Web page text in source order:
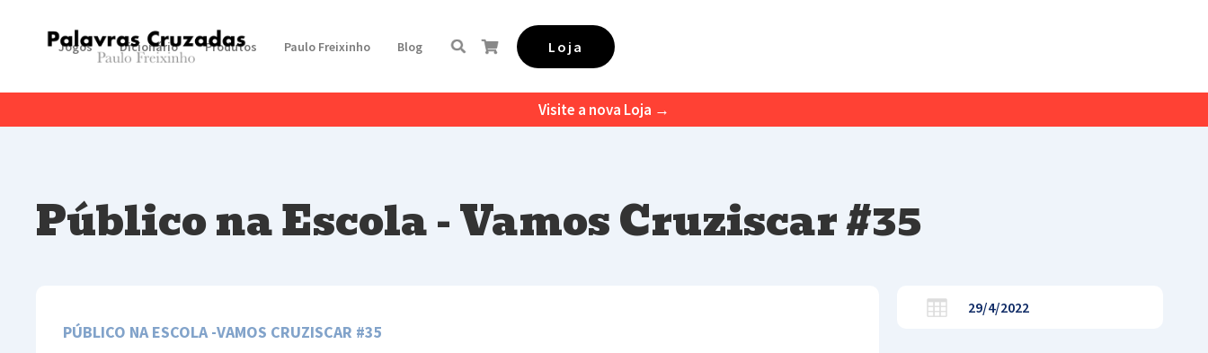
Jogos Dicionário Produtos Paulo Freixinho Blog Loja
Visite a nova Loja →
Público na Escola - Vamos Cruziscar #35
PÚBLICO NA ESCOLA -VAMOS CRUZISCAR #35
29/4/2022